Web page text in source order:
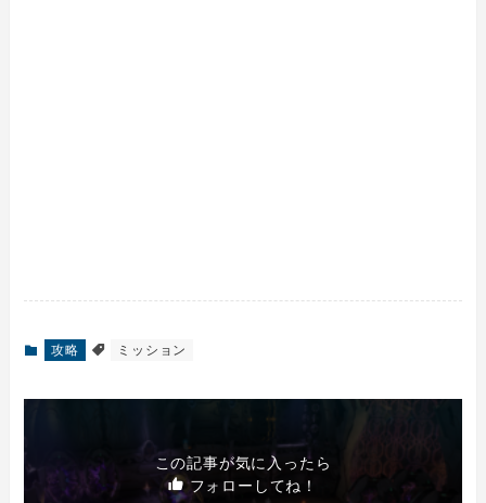
攻略 ミッション
この記事が気に入ったら
フォローしてね！